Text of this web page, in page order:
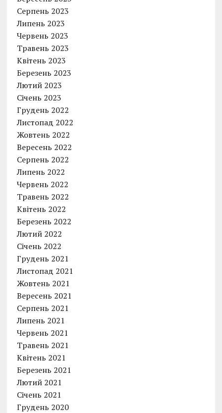
Серпень 2023
Липень 2023
Червень 2023
Травень 2023
Квітень 2023
Березень 2023
Лютий 2023
Січень 2023
Грудень 2022
Листопад 2022
Жовтень 2022
Вересень 2022
Серпень 2022
Липень 2022
Червень 2022
Травень 2022
Квітень 2022
Березень 2022
Лютий 2022
Січень 2022
Грудень 2021
Листопад 2021
Жовтень 2021
Вересень 2021
Серпень 2021
Липень 2021
Червень 2021
Травень 2021
Квітень 2021
Березень 2021
Лютий 2021
Січень 2021
Грудень 2020